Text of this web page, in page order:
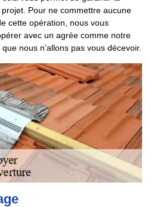
Pour ne commettre aucune
cette opération, nous vous
avec un agrée comme notre
nous n’allons pas vous décevoir.